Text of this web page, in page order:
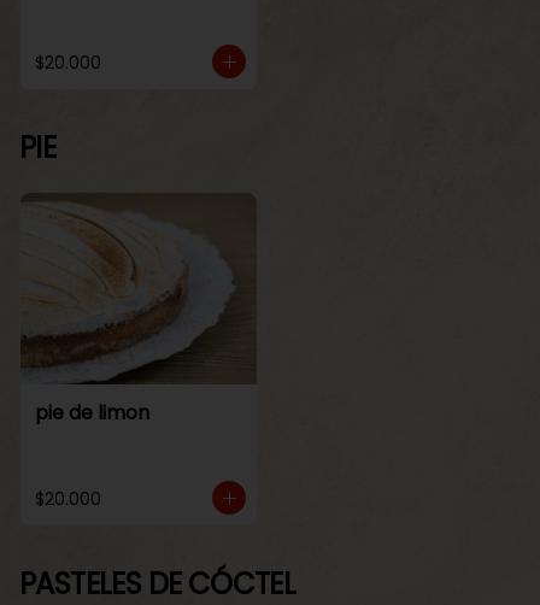
$20.000
PIE
pie de limon
$20.000
PASTELES DE CÓCTEL